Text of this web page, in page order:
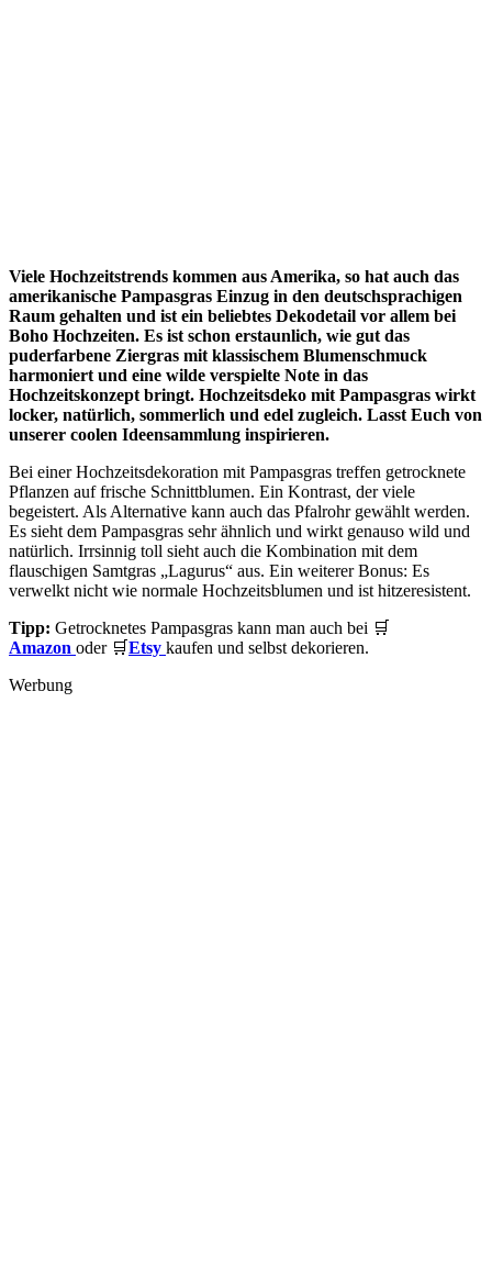
Viele Hochzeitstrends kommen aus Amerika, so hat auch das
amerikanische Pampasgras Einzug in den deutschsprachigen
Raum gehalten und ist ein beliebtes Dekodetail vor allem bei
Boho Hochzeiten. Es ist schon erstaunlich, wie gut das
puderfarbene Ziergras mit klassischem Blumenschmuck
harmoniert und eine wilde verspielte Note in das
Hochzeitskonzept bringt. Hochzeitsdeko mit Pampasgras wirkt
locker, natürlich, sommerlich und edel zugleich. Lasst Euch von
unserer coolen Ideensammlung inspirieren.
Bei einer Hochzeitsdekoration mit Pampasgras treffen getrocknete
Pflanzen auf frische Schnittblumen. Ein Kontrast, der viele
begeistert. Als Alternative kann auch das Pfalrohr gewählt werden.
Es sieht dem Pampasgras sehr ähnlich und wirkt genauso wild und
natürlich. Irrsinnig toll sieht auch die Kombination mit dem
flauschigen Samtgras „Lagurus“ aus. Ein weiterer Bonus: Es
verwelkt nicht wie normale Hochzeitsblumen und ist hitzeresistent.
Tipp: Getrocknetes Pampasgras kann man auch bei 🛒
Amazon oder 🛒Etsy kaufen und selbst dekorieren.
Werbung